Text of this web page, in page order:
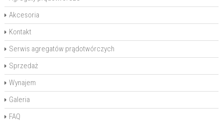
Akcesoria
Kontakt
Serwis agregatów prądotwórczych
Sprzedaż
Wynajem
Galeria
FAQ